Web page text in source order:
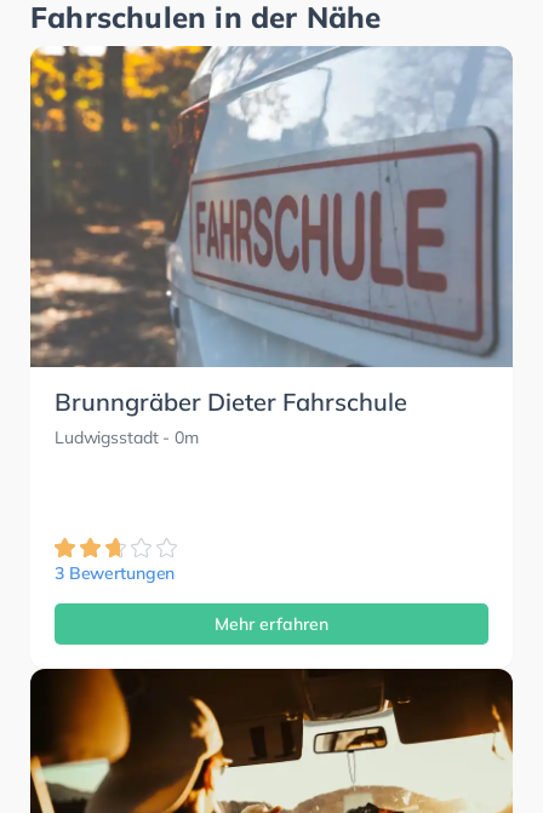
Fahrschulen in der Nähe
Brunngräber Dieter Fahrschule
Ludwigsstadt- 0m
3 Bewertungen
Mehr erfahren